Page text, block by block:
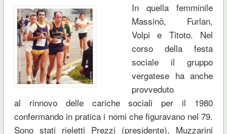
In quella femminile
Massinò, Furlan,
Volpi e Titoto. Nel
corso della festa
sociale il gruppo
vergatese ha anche
provveduto
al rinnovo delle cariche sociali per il 1980
confermando in pratica i nomi che figuravano nel 79.
Sono stati rieletti Prezzi (presidente), Muzzarini